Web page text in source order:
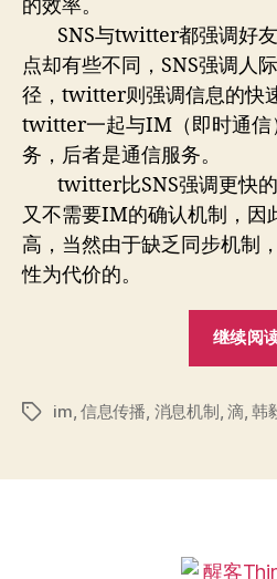
的效率。
SNS与twitter都强调好友
点却有些不同，SNS强调人
径，twitter则强调信息的快
twitter一起与IM（即时通信
务，后者是通信服务。
twitter比SNS强调更快的
又不需要IM的确认机制，因
高，当然由于缺乏同步机制
性为代价的。
继续阅
标
im 信息传播 消息机制 滴,韩